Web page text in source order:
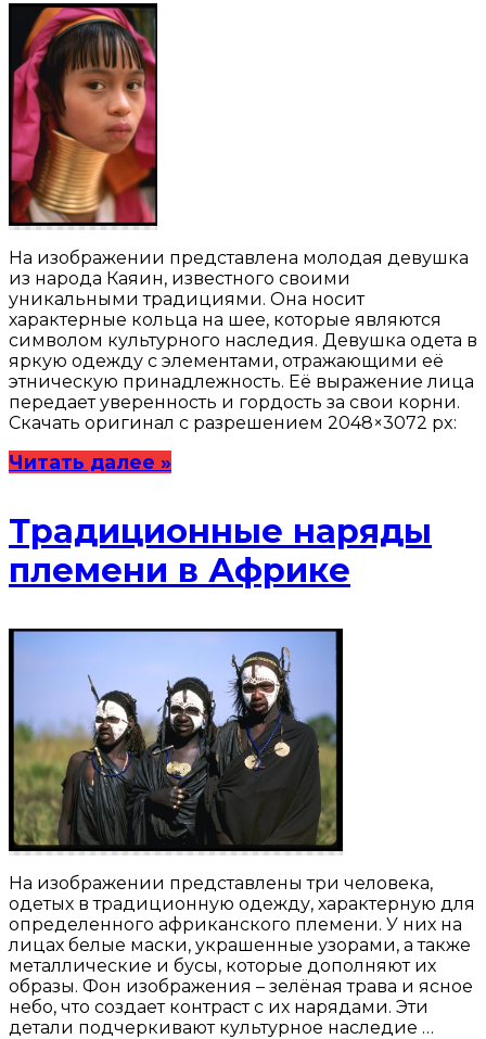
На изображении представлена молодая девушка
из народа Каяин, известного своими
уникальными традициями. Она носит
характерные кольца на шее, которые являются
символом культурного наследия. Девушка одета в
яркую одежду с элементами, отражающими её
этническую принадлежность. Её выражение лица
передает уверенность и гордость за свои корни.
Скачать оригинал с разрешением 2048×3072 px:
Читать далее »
Традиционные наряды
племени в Африке
На изображении представлены три человека,
одетых в традиционную одежду, характерную для
определенного африканского племени. У них на
лицах белые маски, украшенные узорами, а также
металлические и бусы, которые дополняют их
образы. Фон изображения – зелёная трава и ясное
небо, что создает контраст с их нарядами. Эти
детали подчеркивают культурное наследие …